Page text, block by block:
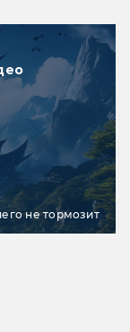
не тормозит